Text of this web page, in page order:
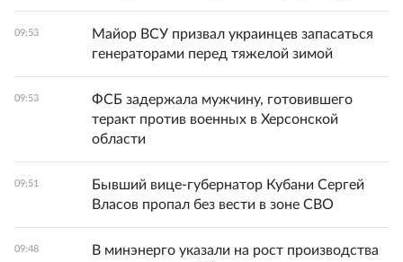
09:53
Майор ВСУ призвал украинцев запасаться
генераторами перед тяжелой зимой
09:53
ФСБ задержала мужчину, готовившего
теракт против военных в Херсонской
области
09:51
Бывший вице‑губернатор Кубани Сергей
Власов пропал без вести в зоне СВО
09:48
В минэнерго указали на рост производства